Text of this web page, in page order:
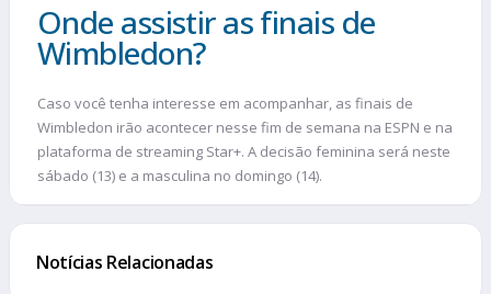
Onde assistir as finais de
Wimbledon?
Caso você tenha interesse em acompanhar, as finais de
Wimbledon irão acontecer nesse fim de semana na ESPN e na
plataforma de streaming Star+. A decisão feminina será neste
sábado (13) e a masculina no domingo (14).
Notícias Relacionadas